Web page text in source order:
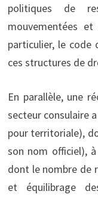
politiques de
mouvementées
particulier, le code
ces structures de
En parallèle, une
secteur consulaire
pour territoriale),
son nom officiel),
dont le nombre de
et équilibrage